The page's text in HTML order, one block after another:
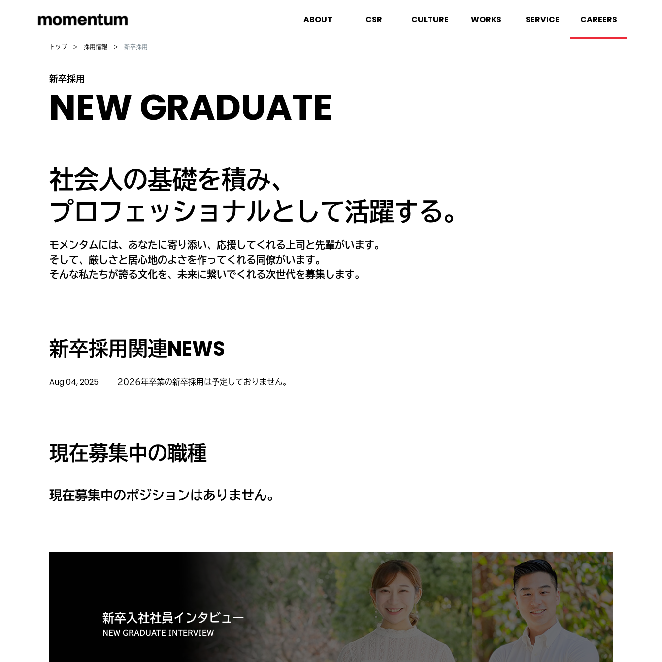
ABOUT CSR CULTURE WORKS SERVICE CAREERS
トップ 採用情報 新卒採用
新卒採用
NEW GRADUATE
社会人の基礎を積み、
プロフェッショナルとして活躍する。
モメンタムには、あなたに寄り添い、応援してくれる上司と先輩がいます。
そして、厳しさと居心地のよさを作ってくれる同僚がいます。
そんな私たちが誇る文化を、未来に繋いでくれる次世代を募集します。
新卒採用関連NEWS
Aug 04, 2025 2026年卒業の新卒採用は予定しておりません。
現在募集中の職種
現在募集中のポジションはありません。
新卒入社社員インタビュー
NEW GRADUATE INTERVIEW